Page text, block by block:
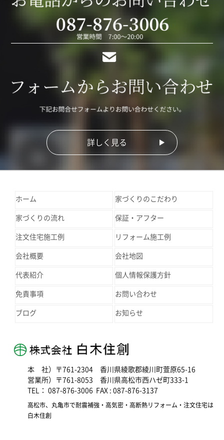
詳しく見る
ホーム 家づくりのこだわり
家づくりの流れ 保証・アフター
注文住宅施工例 リフォーム施工例
会社概要 会社地図
代表紹介 個人情報保護方針
免責事項 お問い合わせ
ブログ お知らせ
本 社）〒761-2304 香川県綾歌郡綾川町萱原65-16
営業所）〒761-8053 香川県高松市西ハゼ町333-1
TEL： 087-876-3006 FAX : 087-876-3137
高松市、丸亀市で耐震補強・高気密・高断熱リフォーム・注文住宅は
白木住創